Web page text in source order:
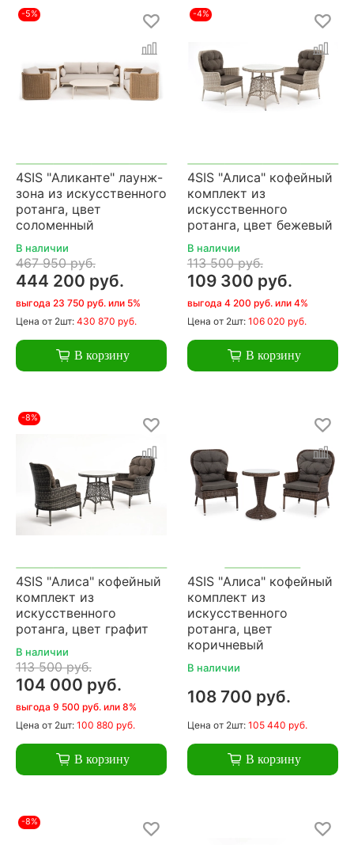
-5%
4SIS "Аликанте" лаунж-
зона из искусственного
ротанга, цвет
соломенный
В наличии
467 950 руб.
444 200 руб.
выгода 23 750 руб. или 5%
Цена от 2шт: 430 870 руб.
В корзину
-4%
4SIS "Алиса" кофейный
комплект из
искусственного
ротанга, цвет бежевый
В наличии
113 500 руб.
109 300 руб.
выгода 4 200 руб. или 4%
Цена от 2шт: 106 020 руб.
В корзину
-8%
4SIS "Алиса" кофейный
комплект из
искусственного
ротанга, цвет графит
В наличии
113 500 руб.
104 000 руб.
выгода 9 500 руб. или 8%
Цена от 2шт: 100 880 руб.
В корзину
4SIS "Алиса" кофейный
комплект из
искусственного
ротанга, цвет
коричневый
В наличии
108 700 руб.
Цена от 2шт: 105 440 руб.
В корзину
-8%